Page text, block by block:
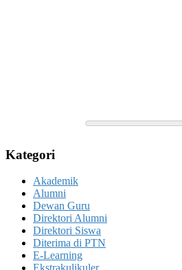
Kategori
Akademik
Alumni
Dewan Guru
Direktori Alumni
Direktori Siswa
Diterima di PTN
E-Learning